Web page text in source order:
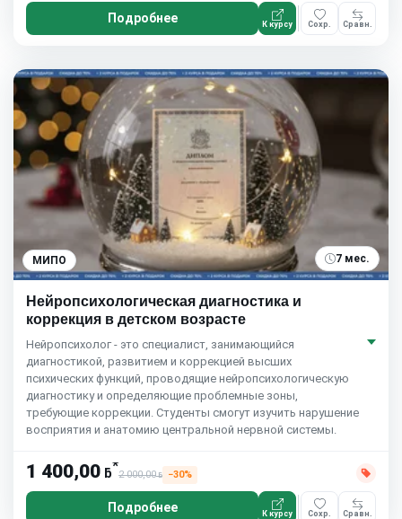
Подробнее К курсу Сохр. Сравн.
МИПО 7 мес.
Нейропсихологическая диагностика и
коррекция в детском возрасте
Нейропсихолог - это специалист, занимающийся
диагностикой, развитием и коррекцией высших
психических функций, проводящие нейропсихологическую
диагностику и определяющие проблемные зоны,
требующие коррекции. Студенты смогут изучить нарушение
восприятия и анатомию центральной нервной системы.
1 400,00 ƃ*
2 000,00ƃ −30%
Подробнее К курсу Сохр. Сравн.